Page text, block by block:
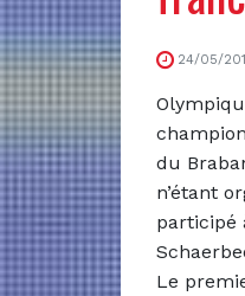
24/05/
du
n’étant
participé
Le